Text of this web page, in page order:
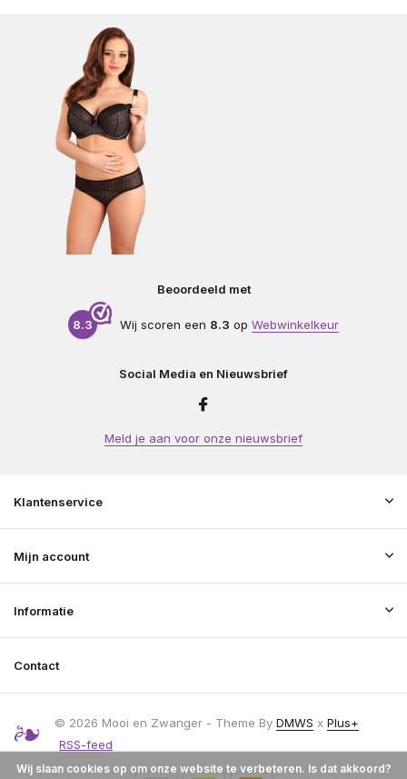
Beoordeeld met
8.3 Wij scoren een 8.3 op Webwinkelkeur
Social Media en Nieuwsbrief
Meld je aan voor onze nieuwsbrief
Klantenservice
Mijn account
Informatie
Contact
© 2026 Mooi en Zwanger - Theme By DMWS x Plus+
RSS-feed
Wij slaan cookies op om onze website te verbeteren. Is dat akkoord?